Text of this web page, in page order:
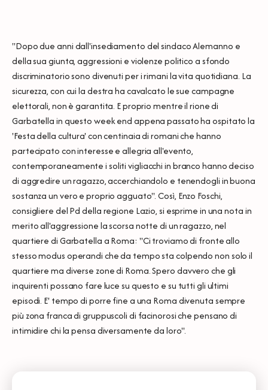
"Dopo due anni dall'insediamento del sindaco Alemanno e
della sua giunta, aggressioni e violenze politico a sfondo
discriminatorio sono divenuti per i rimani la vita quotidiana. La
sicurezza, con cui la destra ha cavalcato le sue campagne
elettorali, non è garantita. E proprio mentre il rione di
Garbatella in questo week end appena passato ha ospitato la
'Festa della cultura' con centinaia di romani che hanno
partecipato con interesse e allegria all'evento,
contemporaneamente i soliti vigliacchi in branco hanno deciso
di aggredire un ragazzo, accerchiandolo e tenendogli in buona
sostanza un vero e proprio agguato". Così, Enzo Foschi,
consigliere del Pd della regione Lazio, si esprime in una nota in
merito all'aggressione la scorsa notte di un ragazzo, nel
quartiere di Garbatella a Roma: "Ci troviamo di fronte allo
stesso modus operandi che da tempo sta colpendo non solo il
quartiere ma diverse zone di Roma. Spero davvero che gli
inquirenti possano fare luce su questo e su tutti gli ultimi
episodi. E' tempo di porre fine a una Roma divenuta sempre
più zona franca di gruppuscoli di facinorosi che pensano di
intimidire chi la pensa diversamente da loro".